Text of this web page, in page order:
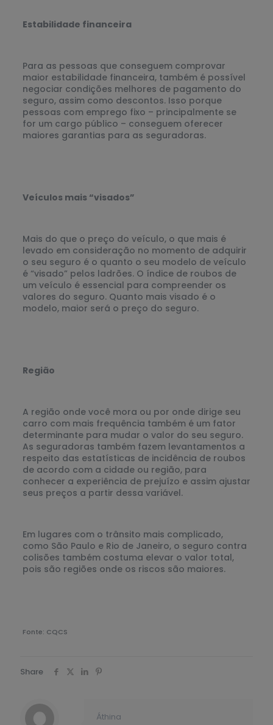
Estabilidade financeira
Para as pessoas que conseguem comprovar
maior estabilidade financeira, também é possível
negociar condições melhores de pagamento do
seguro, assim como descontos. Isso porque
pessoas com emprego fixo – principalmente se
for um cargo público – conseguem oferecer
maiores garantias para as seguradoras.
Veículos mais “visados”
Mais do que o preço do veículo, o que mais é
levado em consideração no momento de adquirir
o seu seguro é o quanto o seu modelo de veículo
é “visado” pelos ladrões. O índice de roubos de
um veículo é essencial para compreender os
valores do seguro. Quanto mais visado é o
modelo, maior será o preço do seguro.
Região
A região onde você mora ou por onde dirige seu
carro com mais frequência também é um fator
determinante para mudar o valor do seu seguro.
As seguradoras também fazem levantamentos a
respeito das estatísticas de incidência de roubos
de acordo com a cidade ou região, para
conhecer a experiência de prejuízo e assim ajustar
seus preços a partir dessa variável.
Em lugares com o trânsito mais complicado,
como São Paulo e Rio de Janeiro, o seguro contra
colisões também costuma elevar o valor total,
pois são regiões onde os riscos são maiores.
Fonte: CQCS
Share
Áthina